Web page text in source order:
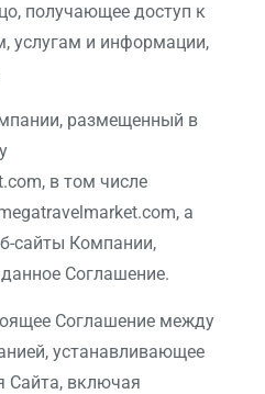
получающее доступ к
услугам и информации,
размещенный в
в том числе
а
сайты Компании,
Соглашение.
Соглашение между
устанавливающее
Сайта, включая